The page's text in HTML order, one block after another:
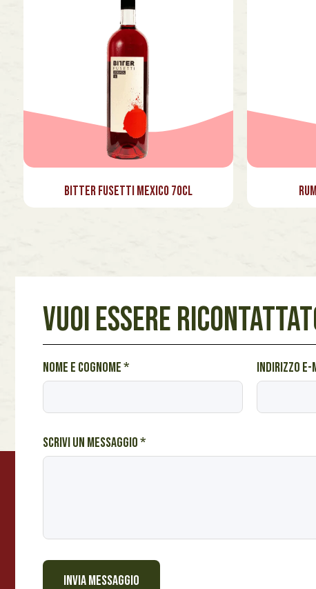
Bitter Fusetti Mexico 70cl
VUOI ESSERE
Nome e cognome* Indirizzo e-
Scrivi un messaggio*
INVIA MESSAGGIO